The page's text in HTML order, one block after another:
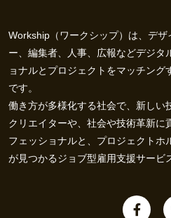
Workship（ワークシップ）は、デ
ー、編集者、人事、広報などデジタ
ョナルとプロジェクトをマッチング
です。
働き方が多様化する社会で、新しい
クリエイターや、社会や技術革新に
フェッショナルと、プロジェクトホ
が見つかるジョブ型雇用支援サービ